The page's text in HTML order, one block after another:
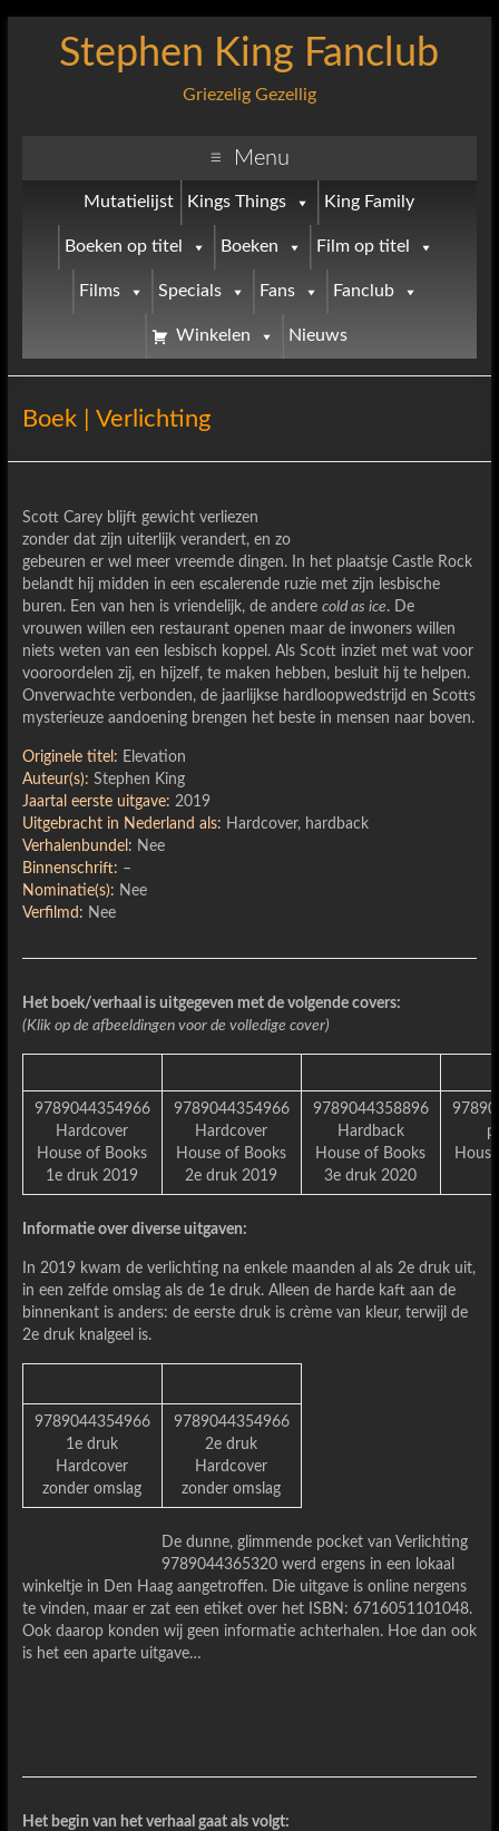
Stephen King Fanclub
Griezelig Gezellig
Menu
Mutatielijst Kings Things King Family
Boeken op titel Boeken Film op titel
Films Specials Fans Fanclub
Winkelen Nieuws
Boek | Verlichting
Scott Carey blijft gewicht verliezen
zonder dat zijn uiterlijk verandert, en zo
gebeuren er wel meer vreemde dingen. In het plaatsje Castle Rock
belandt hij midden in een escalerende ruzie met zijn lesbische
buren. Een van hen is vriendelijk, de andere cold as ice. De
vrouwen willen een restaurant openen maar de inwoners willen
niets weten van een lesbisch koppel. Als Scott inziet met wat voor
vooroordelen zij, en hijzelf, te maken hebben, besluit hij te helpen.
Onverwachte verbonden, de jaarlijkse hardloopwedstrijd en Scotts
mysterieuze aandoening brengen het beste in mensen naar boven.
Originele titel: Elevation
Auteur(s): Stephen King
Jaartal eerste uitgave: 2019
Uitgebracht in Nederland als: Hardcover, hardback
Verhalenbundel: Nee
Binnenschrift: –
Nominatie(s): Nee
Verfilmd: Nee
Het boek/verhaal is uitgegeven met de volgende covers:
(Klik op de afbeeldingen voor de volledige cover)
9789044354966
Hardcover
House of Books
1e druk 2019
9789044354966
Hardcover
House of Books
2e druk 2019
9789044358896
Hardback
House of Books
3e druk 2020
Informatie over diverse uitgaven:
In 2019 kwam de verlichting na enkele maanden al als 2e druk uit,
in een zelfde omslag als de 1e druk. Alleen de harde kaft aan de
binnenkant is anders: de eerste druk is crème van kleur, terwijl de
2e druk knalgeel is.
9789044354966
1e druk
Hardcover
zonder omslag
9789044354966
2e druk
Hardcover
zonder omslag
De dunne, glimmende pocket van Verlichting
9789044365320 werd ergens in een lokaal
winkeltje in Den Haag aangetroffen. Die uitgave is online nergens
te vinden, maar er zat een etiket over het ISBN: 6716051101048.
Ook daarop konden wij geen informatie achterhalen. Hoe dan ook
is het een aparte uitgave…
Het begin van het verhaal gaat als volgt: